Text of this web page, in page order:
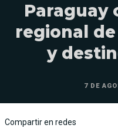
Paraguay
regional
y
7 DE
Compartir en redes